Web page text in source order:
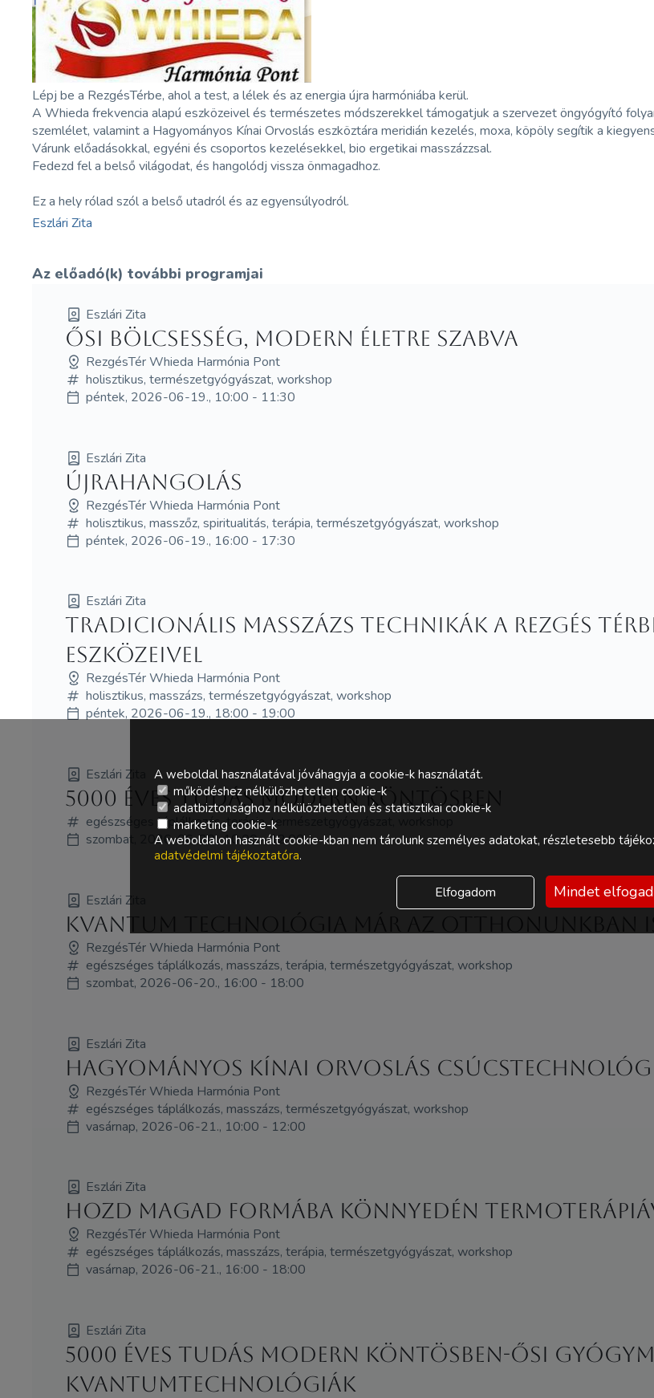
Lépj be a RezgésTérbe, ahol a test, a lélek és az energia újra harmóniába kerül.
A Whieda frekvencia alapú eszközeivel és természetes módszerekkel támogatjuk a szervezet öngyógyító
szemlélet, valamint a Hagyományos Kínai Orvoslás eszköztára meridián kezelés, moxa, köpöly segítik a
Várunk előadásokkal, egyéni és csoportos kezelésekkel,bio ergetikaimasszázzsal.
Fedezd fel a belső világodat, és hangolódj vissza önmagadhoz.
Ez a hely rólad szól a belső utadról és az egyensúlyodról.
Eszlári Zita
Az előadó(k) további programjai
Eszlári Zita
Ősi bölcsesség, modern életre szabva
RezgésTér Whieda Harmónia Pont
holisztikus, természetgyógyászat, workshop
péntek, 2026-06-19., 10:00 - 11:30
Eszlári Zita
Újrahangolás
RezgésTér Whieda Harmónia Pont
holisztikus, masszőz, spiritualitás, terápia, természetgyógyászat, workshop
péntek, 2026-06-19., 16:00 - 17:30
Eszlári Zita
Tradicionális masszázs technikák a Rezgés
eszközeivel
RezgésTér Whieda Harmónia Pont
holisztikus, masszázs, természetgyógyászat, workshop
péntek, 2026-06-19., 18:00 - 19:00
Eszlári Zita
5000 éves tudás Modern köntösben
egészséges táplálkozás, terápia, természetgyógyászat, workshop
szombat, 2026-06-20., 10:00 - 12:00
Eszlári Zita
Kvantum technológia már az otthonunkban is
RezgésTér Whieda Harmónia Pont
egészséges táplálkozás, masszázs, terápia, természetgyógyászat, workshop
szombat, 2026-06-20., 16:00 - 18:00
Eszlári Zita
Hagyományos Kínai Orvoslás
RezgésTér Whieda Harmónia Pont
egészséges táplálkozás, masszázs, természetgyógyászat, workshop
vasárnap, 2026-06-21., 10:00 - 12:00
Eszlári Zita
Hozd magad formába könnyedén
RezgésTér Whieda Harmónia Pont
egészséges táplálkozás, masszázs, terápia, természetgyógyászat, workshop
vasárnap, 2026-06-21., 16:00 - 18:00
Eszlári Zita
5000 éves tudás Modern köntösben-Ősi
kvantumtechnológiák
A weboldal használatával jóváhagyja a cookie-k használatát.
működéshez nélkülözhetetlen cookie-k
adatbiztonsághoz nélkülözhetetlen és statisztikai cookie-k
marketing cookie-k
A weboldalon használt cookie-kban nem tárolunk személyes adatokat, részletesebb
adatvédelmi tájékoztatóra.
Elfogadom Mindet